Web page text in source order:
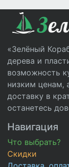
«Зелёный
дерева и
возможность
низким ценам,
доставку в
останетесь
Навигация
Что выбрать?
Скидки